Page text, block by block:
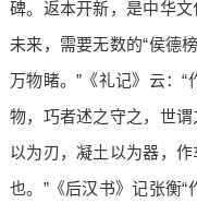
碑。返本开新，是中华
未来，需要无数的“侯德
万物睹。”《礼记》云：“
物，巧者述之守之，世
以为刃，凝土以为器，
也。”《后汉书》记张衡